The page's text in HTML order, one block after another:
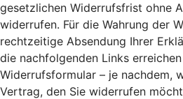
gesetzlichen Widerrufsfrist ohne
widerrufen. Für die Wahrung der
rechtzeitige Absendung Ihrer
die nachfolgenden Links
Widerrufsformular – je nachdem,
Vertrag, den Sie widerrufen